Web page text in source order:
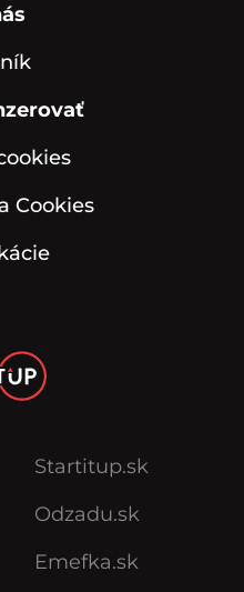
Cookies
Startitup.sk
Odzadu.sk
Emefka.sk